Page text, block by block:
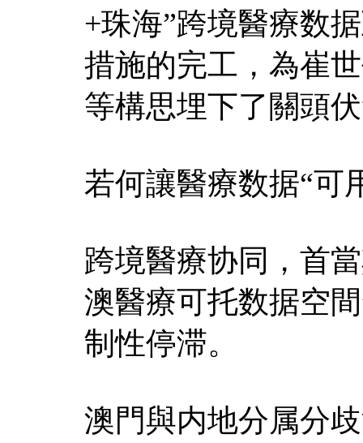
+珠海”跨境醫療数
措施的完工，為崔
等構思埋下了關頭
若何讓醫療数据“可
跨境醫療协同，首
澳醫療可托数据空
制性停滞。
澳門與内地分属分